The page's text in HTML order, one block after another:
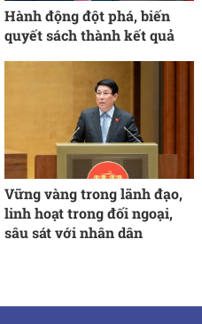
Hành động đột phá, biến
quyết sách thành kết quả
Vững vàng trong lãnh đạo,
linh hoạt trong đối ngoại,
sâu sát với nhân dân